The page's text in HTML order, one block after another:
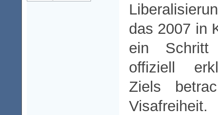
das 2007 in
ein
offiziell
Ziels
Visafreiheit.